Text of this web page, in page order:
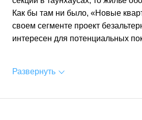
Как бы там ни было, «Новые
своем сегменте проект
интересен для потенциальных
Развернуть